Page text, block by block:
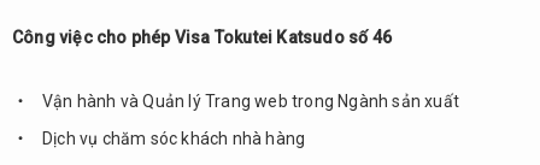
Công việc cho phép Visa Tokutei Katsudo số 46
Vận hành và Quản lý Trang web trong Ngành sản xuất
Dịch vụ chăm sóc khách nhà hàng